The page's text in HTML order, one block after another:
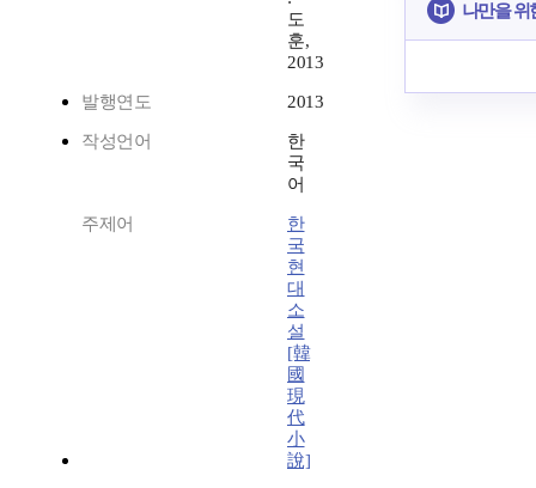
도
훈,
2013
발행연도 2013
작성언어
한
국
어
주제어
한
국
현
대
소
설
[韓
國
現
代
小
說]
나만을 위